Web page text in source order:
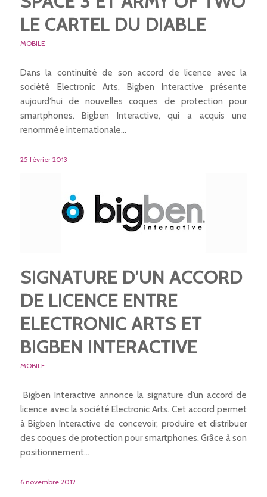
LE CARTEL DU DIABLE
MOBILE
Dans la continuité de son accord de licence avec la
société Electronic Arts, Bigben Interactive présente
aujourd’hui de nouvelles coques de protection pour
smartphones. Bigben Interactive, qui a acquis une
renommée internationale…
25 février 2013
SIGNATURE D’UN ACCORD
DE LICENCE ENTRE
ELECTRONIC ARTS ET
BIGBEN INTERACTIVE
MOBILE
Bigben Interactive annonce la signature d’un accord de
licence avec la société Electronic Arts. Cet accord permet
à Bigben Interactive de concevoir, produire et distribuer
des coques de protection pour smartphones. Grâce à son
positionnement…
6 novembre 2012